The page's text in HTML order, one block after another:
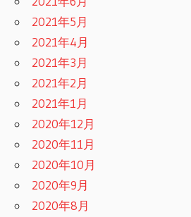
2021年5月
2021年4月
2021年3月
2021年2月
2021年1月
2020年12月
2020年11月
2020年10月
2020年9月
2020年8月